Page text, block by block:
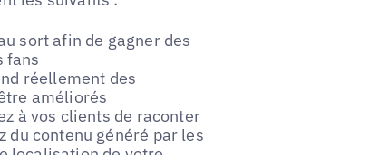
sort afin de gagner des
fans
réellement des
améliorés
à vos clients de raconter
du contenu généré par les